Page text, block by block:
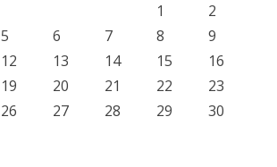
1
2
5 6 7 8
9
12 13 14 15
16
19 20 21 22
23
26 27 28 29
30